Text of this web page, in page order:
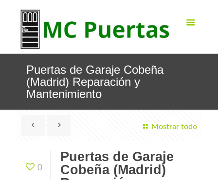
Puertas de Garaje Cobeña
(Madrid) Reparación y
Mantenimiento
Mostrar todo
0
Puertas de Garaje
Cobeña (Madrid)